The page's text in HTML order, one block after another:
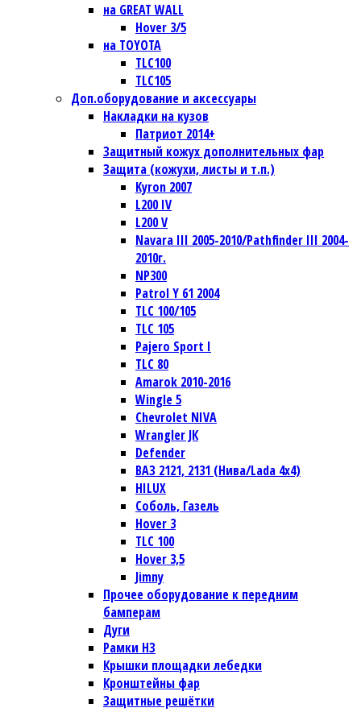
на GREAT WALL
Hover 3/5
на TOYOTA
TLC100
TLC105
Доп.оборудование и аксессуары
Накладки на кузов
Патриот 2014+
Защитный кожух дополнительных фар
Защита (кожухи, листы и т.п.)
Kyron 2007
L200 IV
L200 V
Navara III 2005-2010/Pathfinder III 2004-
2010г.
NP300
Patrol Y 61 2004
TLC 100/105
TLC 105
Pajero Sport I
TLC 80
Amarok 2010-2016
Wingle 5
Chevrolet NIVA
Wrangler JК
Defender
ВАЗ 2121, 2131 (Нива/Lada 4х4)
HILUX
Соболь, Газель
Hover 3
TLC 100
Hover 3,5
Jimny
Прочее оборудование к передним
бамперам
Дуги
Рамки НЗ
Крышки площадки лебедки
Кронштейны фар
Защитные решётки